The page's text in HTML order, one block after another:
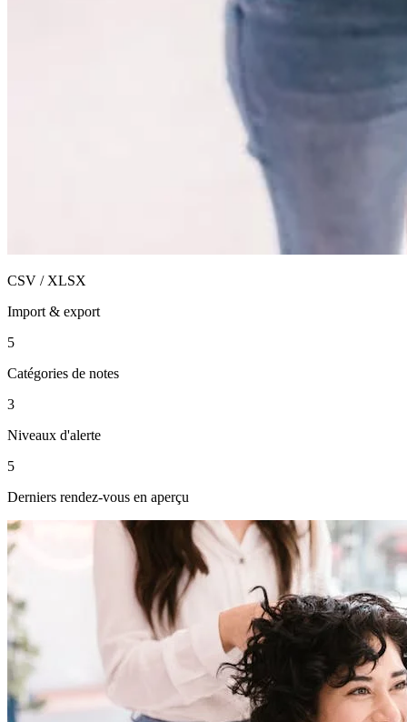
CSV / XLSX
Import & export
5
Catégories de notes
3
Niveaux d'alerte
5
Derniers rendez-vous en aperçu